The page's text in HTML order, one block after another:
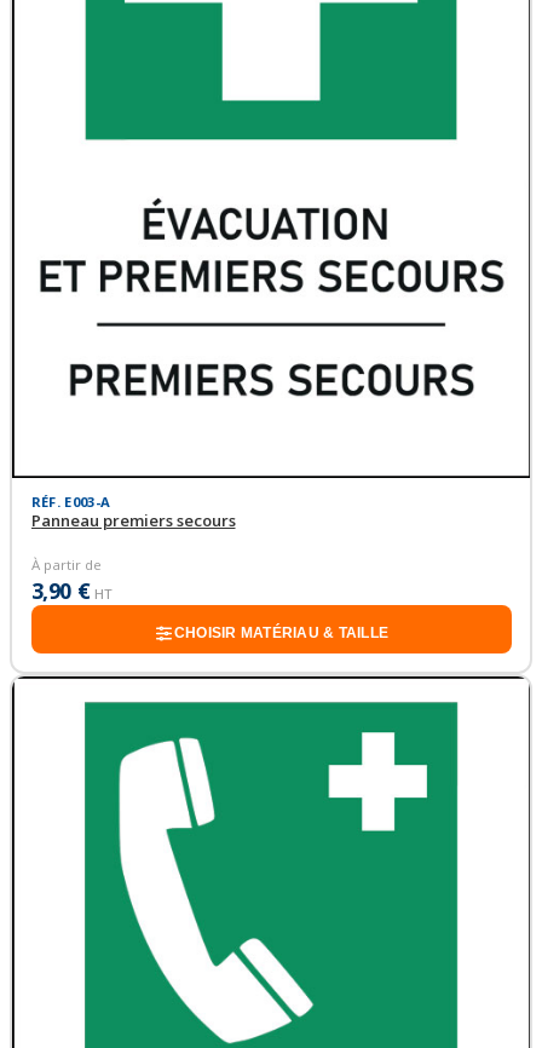
RÉF. E003-A
Panneau premiers secours
À partir de
3,90 € HT
CHOISIR MATÉRIAU & TAILLE